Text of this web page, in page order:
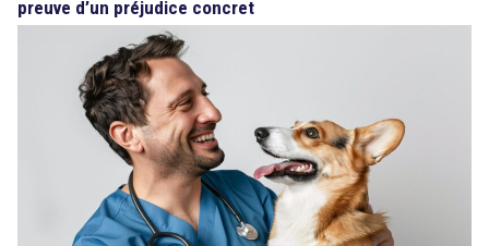
preuve d’un préjudice concret